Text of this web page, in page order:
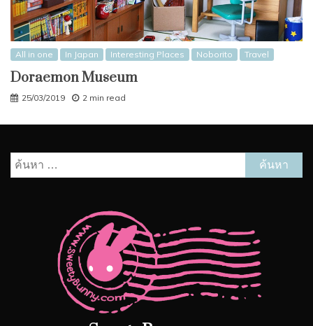
All in one In Japan Interesting Places Noborito Travel
Doraemon Museum
25/03/2019 2 min read
ค้นหา
สำหรับ: